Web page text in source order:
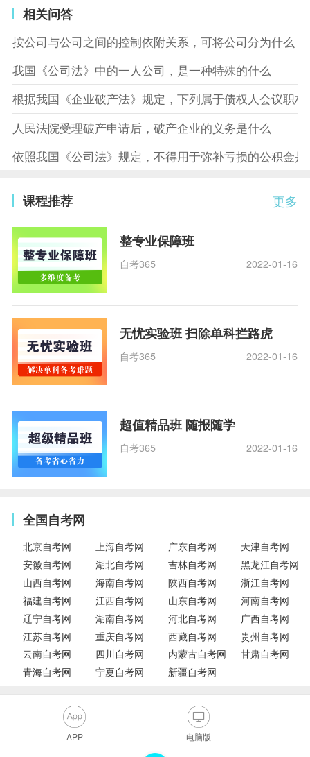
相关问答
按公司与公司之间的控制依附关系，可将公司分为什么
我国《公司法》中的一人公司，是一种特殊的什么
根据我国《企业破产法》规定，下列属于债权人会议职
人民法院受理破产申请后，破产企业的义务是什么
依照我国《公司法》规定，不得用于弥补亏损的公积金是
更多
课程推荐
整专业保障班
自考365 2022-01-16
无忧实验班 扫除单科拦路虎
自考365 2022-01-16
超值精品班 随报随学
自考365 2022-01-16
全国自考网
北京自考网 上海自考网 广东自考网
天津自考网
安徽自考网
湖北自考网 吉林自考网
黑龙江自考网
山西自考网
海南自考网 陕西自考网
浙江自考网
福建自考网
江西自考网 山东自考网
河南自考网
辽宁自考网
湖南自考网 河北自考网
广西自考网
江苏自考网
重庆自考网 西藏自考网
贵州自考网
云南自考网
四川自考网 内蒙古自考网
甘肃自考网
青海自考网
宁夏自考网 新疆自考网
APP 电脑版